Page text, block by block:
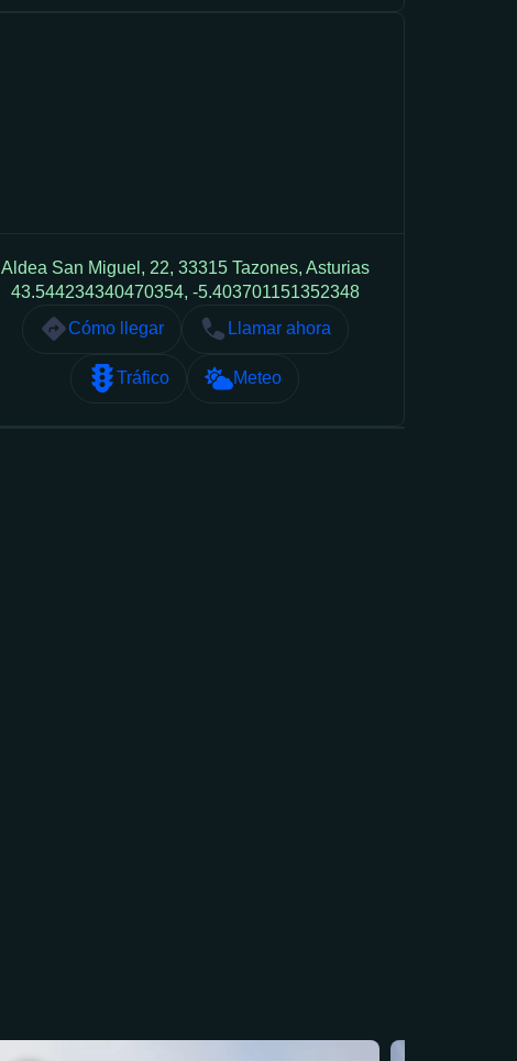
Aldea San Miguel, 22, 33315 Tazones, Asturias
43.544234340470354, -5.403701151352348
Cómo llegar
Llamar ahora
Tráfico Meteo